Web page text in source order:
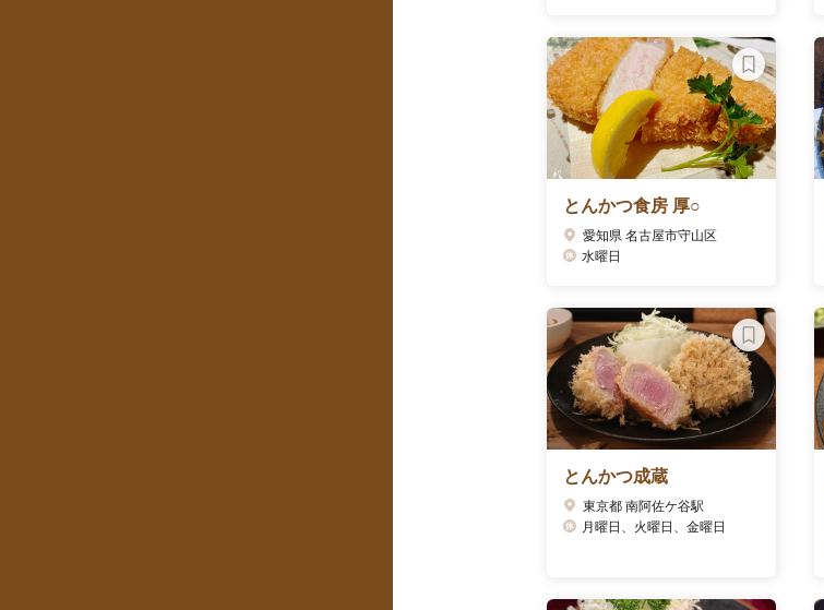
とんかつ食房 厚○
愛知県 名古屋市守山区
水曜日
とんかつ成蔵
東京都 南阿佐ケ谷駅
月曜日、火曜日、金曜日